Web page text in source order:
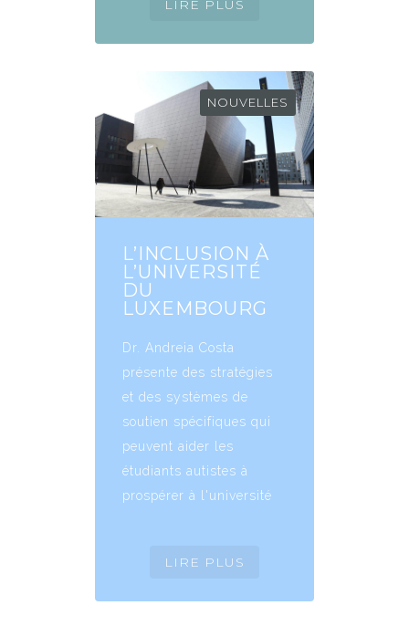
NOUVELLES
L’INCLUSION À
L’UNIVERSITÉ
DU
LUXEMBOURG
Dr. Andreia Costa
présente des stratégies
et des systèmes de
soutien spécifiques qui
peuvent aider les
étudiants autistes à
prospérer à l'université